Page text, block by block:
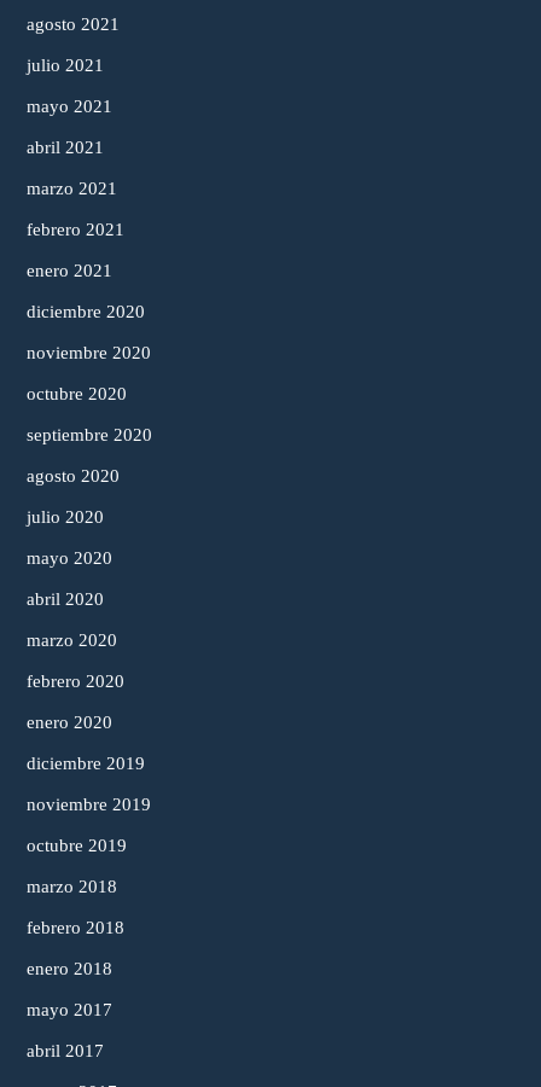
agosto 2021
julio 2021
mayo 2021
abril 2021
marzo 2021
febrero 2021
enero 2021
diciembre 2020
noviembre 2020
octubre 2020
septiembre 2020
agosto 2020
julio 2020
mayo 2020
abril 2020
marzo 2020
febrero 2020
enero 2020
diciembre 2019
noviembre 2019
octubre 2019
marzo 2018
febrero 2018
enero 2018
mayo 2017
abril 2017